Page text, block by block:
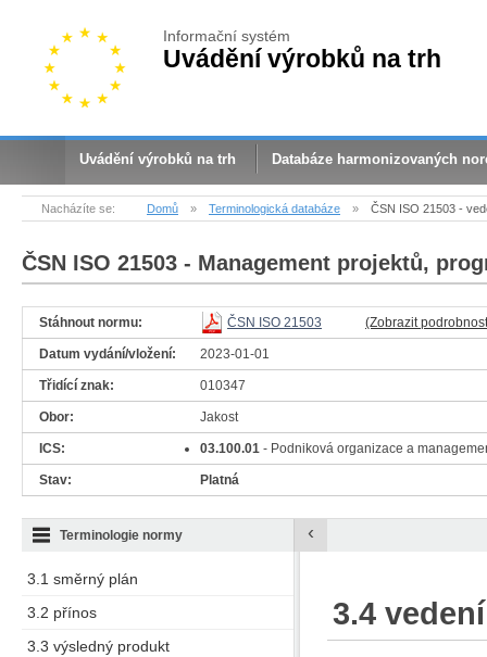
Informační systém
Uvádění výrobků na trh
Uvádění výrobků na trh Databáze harmonizovaných
Nacházíte se: Domů » Terminologická databáze » ČSN ISO 21503 -
ČSN ISO 21503 - Management projektů,
Stáhnout normu: ČSN ISO 21503 (Zobrazit
Datum vydání/vložení: 2023-01-01
Třidící znak: 010347
Obor: Jakost
ICS: 03.100.01 - Podniková organizace a
Stav: Platná
3.1 směrný plán
3.2 přínos
3.3 výsledný produkt
Terminologie normy ‹
3.4 vedení